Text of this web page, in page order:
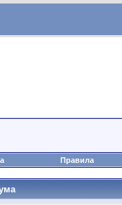
Правила